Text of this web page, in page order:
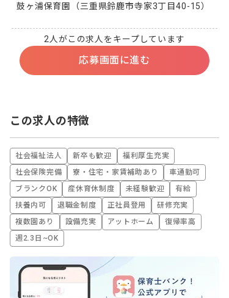
鼓ヶ浦保育園（三重県鈴鹿市寺家3丁目40-15）
2人がこの求人をキープしています
応募画面に進む
この求人の特徴
社会福祉法人 新卒も歓迎
福利厚生充実
社会保険完備
寮・住宅・家賃補助あり
車通勤可
ブランクOK
産休育休制度 未経験歓迎
有給
扶養内可
退職金制度 正社員登用
研修充実
複数園あり
設備充実 アットホーム
復帰率高
週2.3日~OK